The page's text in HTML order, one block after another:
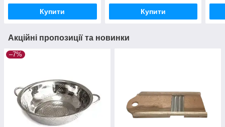
Купити Купити
Акційні пропозиції та новинки
–7%